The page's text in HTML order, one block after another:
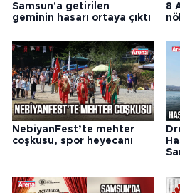
Samsun'a getirilen
geminin hasarı ortaya çıktı
8
NebiyanFest’te mehter
coşkusu, spor heyecanı